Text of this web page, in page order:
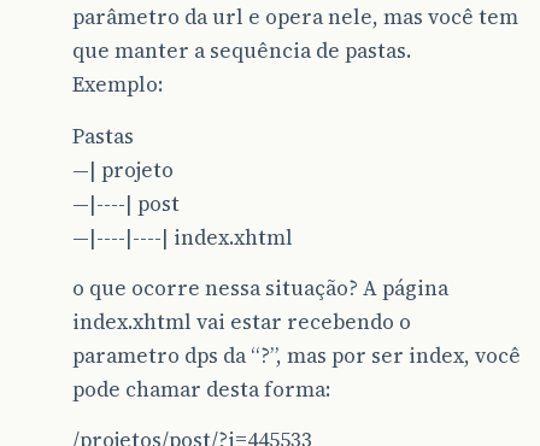
parâmetro da url e opera nele, mas você tem
que manter a sequência de pastas.
Exemplo:
Pastas
—| projeto
—|----| post
—|----|----| index.xhtml
o que ocorre nessa situação? A página
index.xhtml vai estar recebendo o
parametro dps da “?”, mas por ser index, você
pode chamar desta forma: